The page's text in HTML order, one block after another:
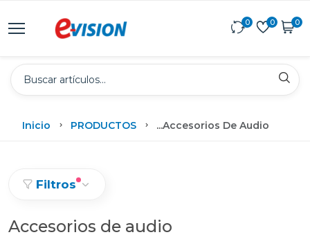
0 0 0
Inicio PRODUCTOS ...Accesorios De Audio
Filtros
Accesorios de audio